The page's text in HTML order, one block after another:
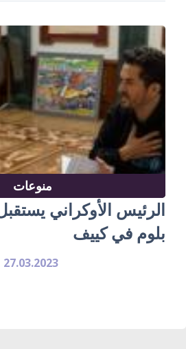
منوعات
الرئيس الأوكراني
بلوم في كييف
27.03.2023